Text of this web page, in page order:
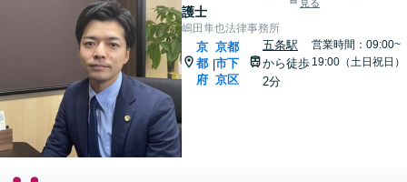
護士
見る
嶋田隼也法律事務所
京
都
府
|
京都
市下
京区
五条駅
から徒歩
2分
営業時間：09:00~
19:00（土日祝日）